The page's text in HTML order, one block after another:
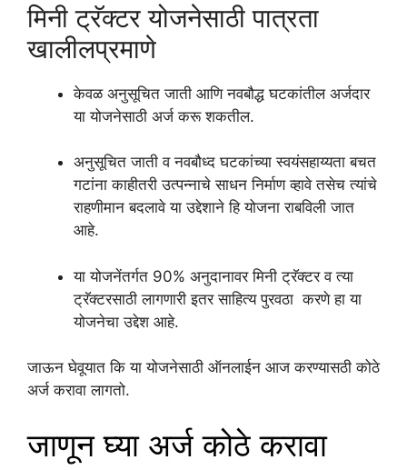
मिनी ट्रॅक्टर योजनेसाठी पात्रता
खालीलप्रमाणे
केवळ अनुसूचित जाती आणि नवबौद्ध घटकांतील अर्जदार
या योजनेसाठी अर्ज करू शकतील.
अनुसूचित जाती व नवबौध्द घटकांच्या स्वयंसहाय्यता बचत
गटांना काहीतरी उत्पन्नाचे साधन निर्माण व्हावे तसेच त्यांचे
राहणीमान बदलावे या उद्देशाने हि योजना राबविली जात
आहे.
या योजनेंतर्गत 90% अनुदानावर मिनी ट्रॅक्टर व त्या
ट्रॅक्टरसाठी लागणारी इतर साहित्य पुरवठा करणे हा या
योजनेचा उद्देश आहे.
जाऊन घेवूयात कि या योजनेसाठी ऑनलाईन आज करण्यासठी कोठे
अर्ज करावा लागतो.
जाणून घ्या अर्ज कोठे करावा